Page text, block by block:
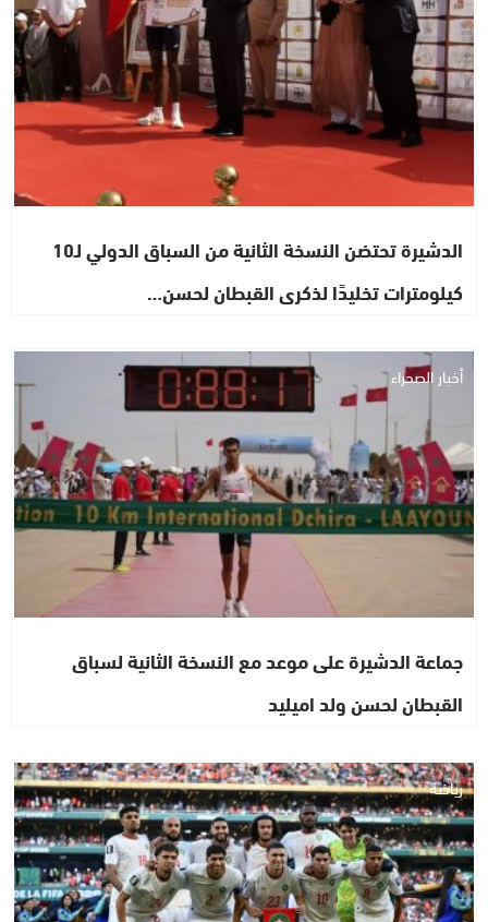
الدشيرة تحتضن النسخة الثانية من السباق الدولي لـ10
كيلومترات تخليدًا لذكرى القبطان لحسن…
أخبار الصحراء
جماعة الدشيرة على موعد مع النسخة الثانية لسباق
القبطان لحسن ولد اميليد
رياضة